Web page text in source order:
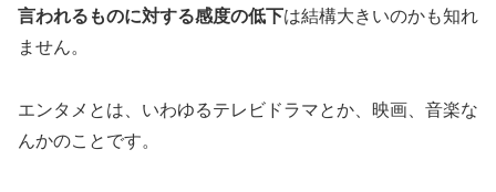
言われるものに対する感度の低下は結構大きいのかも知れ
ません。
エンタメとは、いわゆるテレビドラマとか、映画、音楽な
んかのことです。